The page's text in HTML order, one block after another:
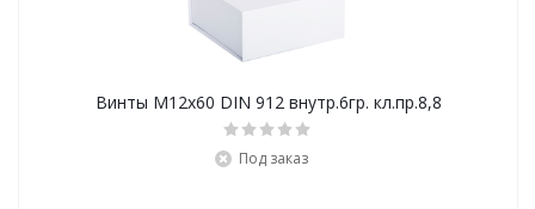
Винты М12х60 DIN 912 внутр.6гр. кл.пр.8,8
Под заказ